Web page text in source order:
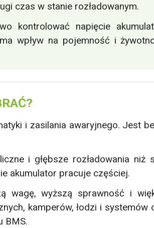
czas w stanie rozładowanym.
kontrolować napięcie
wpływ na pojemność i
i zasilania awaryjnego. Jest
i głębsze rozładowania
akumulator pracuje częściej.
wagę, wyższą sprawność i
kamperów, łodzi i
BMS.